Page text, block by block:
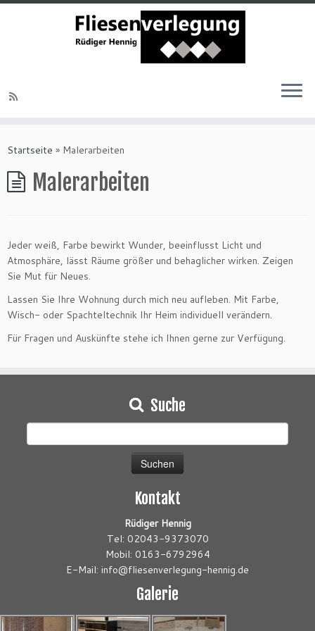
Startseite » Malerarbeiten
Malerarbeiten
Jeder weiß, Farbe bewirkt Wunder, beeinflusst Licht und
Atmosphäre, lässt Räume größer und behaglicher wirken. Zeigen
Sie Mut für Neues.
Lassen Sie Ihre Wohnung durch mich neu aufleben. Mit Farbe,
Wisch- oder Spachteltechnik Ihr Heim individuell verändern.
Für Fragen und Auskünfte stehe ich Ihnen gerne zur Verfügung.
Suche
Suchen
Kontakt
Rüdiger Hennig
Tel: 02043-9373070
Mobil: 0163-6792964
E-Mail: info@fliesenverlegung-hennig.de
Galerie